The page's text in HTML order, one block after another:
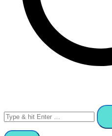
Search
for: